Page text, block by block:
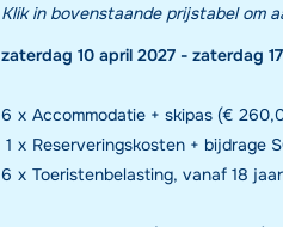
Klik in bovenstaande prijstabel om
zaterdag 10 april 2027 - zaterdag
6 x Accommodatie + skipas (€
1 x Reserveringskosten + bijdrage
6 x Toeristenbelasting, vanaf 18